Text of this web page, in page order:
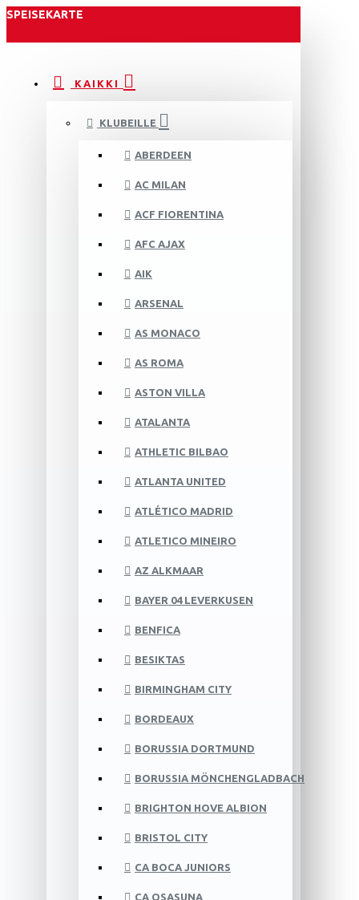
SPEISEKARTE
KAIKKI
KLUBEILLE
ABERDEEN
AC MILAN
ACF FIORENTINA
AFC AJAX
AIK
ARSENAL
AS MONACO
AS ROMA
ASTON VILLA
ATALANTA
ATHLETIC BILBAO
ATLANTA UNITED
ATLÉTICO MADRID
ATLETICO MINEIRO
AZ ALKMAAR
BAYER 04 LEVERKUSEN
BENFICA
BESIKTAS
BIRMINGHAM CITY
BORDEAUX
BORUSSIA DORTMUND
BORUSSIA MÖNCHENGLADBACH
BRIGHTON HOVE ALBION
BRISTOL CITY
CA BOCA JUNIORS
CA OSASUNA